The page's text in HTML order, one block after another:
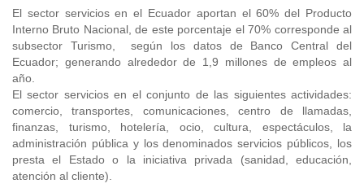
El sector servicios en el Ecuador aportan el 60% del Producto
Interno Bruto Nacional, de este porcentaje el 70% corresponde al
subsector Turismo, según los datos de Banco Central del
Ecuador; generando alrededor de 1,9 millones de empleos al
año.
El sector servicios en el conjunto de las siguientes actividades:
comercio, transportes, comunicaciones, centro de llamadas,
finanzas, turismo, hotelería, ocio, cultura, espectáculos, la
administración pública y los denominados servicios públicos, los
presta el Estado o la iniciativa privada (sanidad, educación,
atención al cliente).